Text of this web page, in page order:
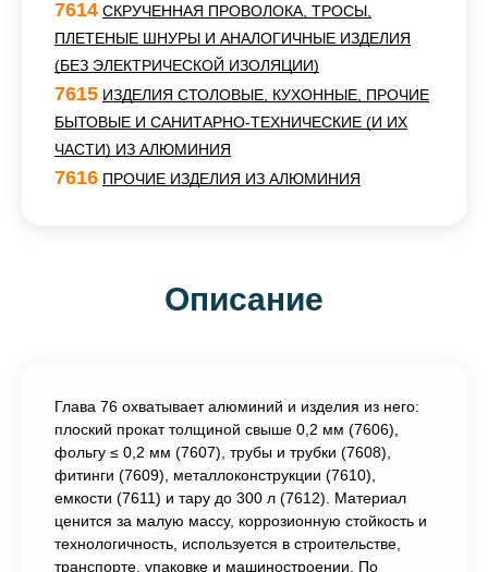
7614 СКРУЧЕННАЯ ПРОВОЛОКА, ТРОСЫ,
ПЛЕТЕНЫЕ ШНУРЫ И АНАЛОГИЧНЫЕ ИЗДЕЛИЯ
(БЕЗ ЭЛЕКТРИЧЕСКОЙ ИЗОЛЯЦИИ)
7615 ИЗДЕЛИЯ СТОЛОВЫЕ, КУХОННЫЕ, ПРОЧИЕ
БЫТОВЫЕ И САНИТАРНО-ТЕХНИЧЕСКИЕ (И ИХ
ЧАСТИ) ИЗ АЛЮМИНИЯ
7616 ПРОЧИЕ ИЗДЕЛИЯ ИЗ АЛЮМИНИЯ
Описание
Глава 76 охватывает алюминий и изделия из него:
плоский прокат толщиной свыше 0,2 мм (7606),
фольгу ≤ 0,2 мм (7607), трубы и трубки (7608),
фитинги (7609), металлоконструкции (7610),
емкости (7611) и тару до 300 л (7612). Материал
ценится за малую массу, коррозионную стойкость и
технологичность, используется в строительстве,
транспорте, упаковке и машиностроении. По